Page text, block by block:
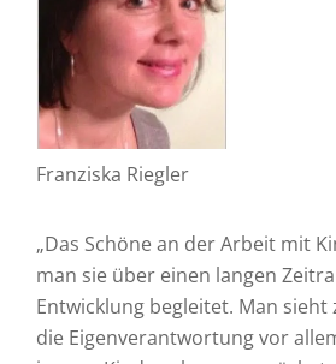
Franziska Riegler
„Das Schöne an der Arbeit mit
man sie über einen langen
Entwicklung begleitet. Man sieht
die Eigenverantwortung vor